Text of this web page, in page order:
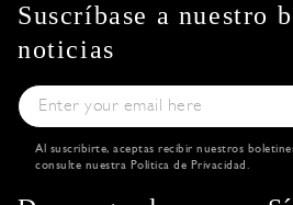
Suscríbase a nuestro
noticias
Al suscribirte, aceptas recibir nuestros
consulte nuestra Política de Privacidad.